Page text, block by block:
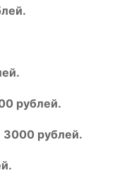
рублей.
3000 рублей.